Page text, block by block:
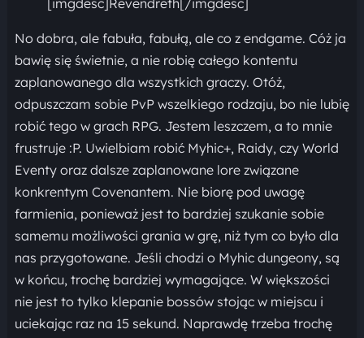
No dobra, ale fabuła, fabułą, ale co z endgame. Cóż ja
bawię się świetnie, a nie robię całego kontentu
zaplanowanego dla wszystkich graczy. Otóż,
odpuszczam sobie PvP wszelkiego rodzaju, bo nie lubię
robić tego w grach RPG. Jestem leszczem, a to mnie
frustruje :P. Uwielbiam robić Myhic+, Raidy, czy World
Eventy oraz dalsze zaplanowane lore związane
konkrentym Covenantem. Nie biorę pod uwagę
farmienia, ponieważ jest to bardziej szukanie sobie
samemu możliwości grania w grę, niż tym co było dla
nas przygotowane. Jeśli chodzi o Myhic dungeony, są
w końcu, trochę bardziej wymagające. W większości
nie jest to tylko klepanie bossów stojąc w miejscu i
uciekając raz na 15 sekund. Naprawdę trzeba trochę